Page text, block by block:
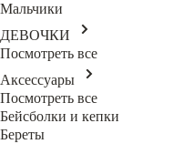
Мальчики
ДЕВОЧКИ
Посмотреть все
Аксессуары
Посмотреть все
Бейсболки и кепки
Береты